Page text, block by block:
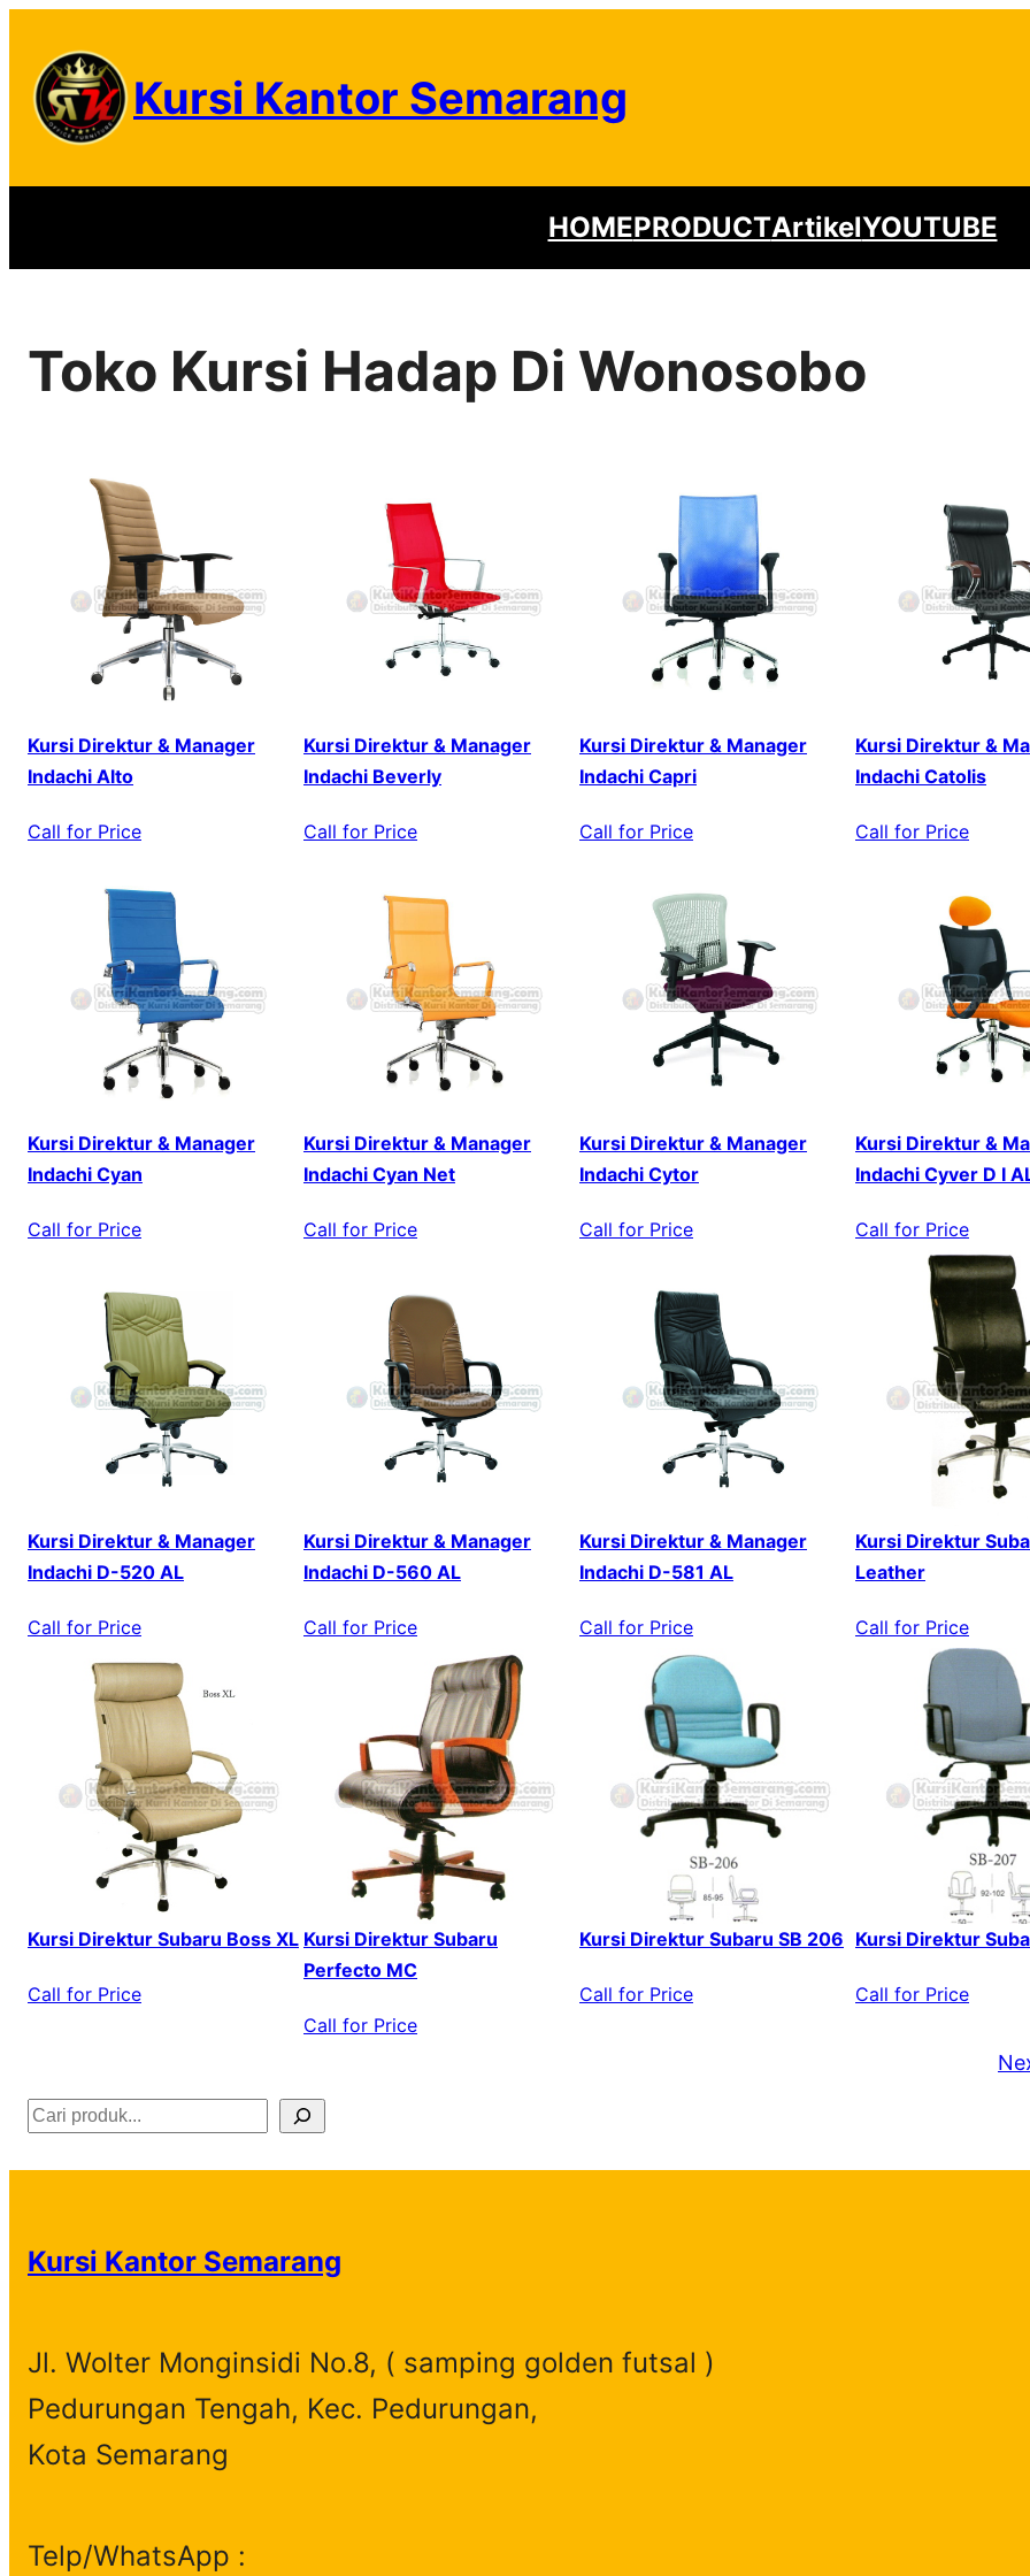
content
Kursi Kantor Semarang
HOMEPRODUCTArtikelYOUTUBE
Toko Kursi Hadap Di Wonosobo
Kursi Direktur & Manager
Indachi Alto
Call for Price
Kursi Direktur & Manager
Indachi Beverly
Call for Price
Kursi Direktur & Manager
Indachi Capri
Call for Price
Kursi Direktur &
Indachi Catolis
Call for Price
Kursi Direktur & Manager
Indachi Cyan
Call for Price
Kursi Direktur & Manager
Indachi Cyan Net
Call for Price
Kursi Direktur & Manager
Indachi Cytor
Call for Price
Kursi Direktur &
Indachi Cyver D I
Call for Price
Kursi Direktur & Manager
Indachi D-520 AL
Call for Price
Kursi Direktur & Manager
Indachi D-560 AL
Call for Price
Kursi Direktur & Manager
Indachi D-581 AL
Call for Price
Kursi Direktur
Leather
Call for Price
Kursi Direktur Subaru Boss XL
Call for Price
Kursi Direktur Subaru
Perfecto MC
Call for Price
Kursi Direktur Subaru SB 206
Call for Price
Kursi Direktur
Call for Price
S
e
r
h
Kursi Kantor Semarang
Jl. Wolter Monginsidi No.8, ( samping golden futsal )
Pedurungan Tengah, Kec. Pedurungan,
Kota Semarang
Telp/WhatsApp :